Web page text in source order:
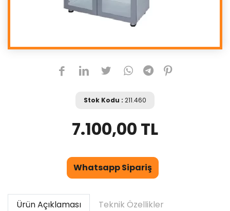
Stok Kodu : 211.460
7.100,00 TL
Whatsapp Sipariş
Ürün Açıklaması Teknik Özellikler